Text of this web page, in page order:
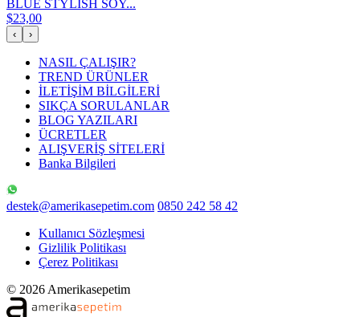
BLUE STYLISH SOY...
$23,00
‹ ›
NASIL ÇALIŞIR?
TREND ÜRÜNLER
İLETİŞİM BİLGİLERİ
SIKÇA SORULANLAR
BLOG YAZILARI
ÜCRETLER
ALIŞVERİŞ SİTELERİ
Banka Bilgileri
destek@amerikasepetim.com 0850 242 58 42
Kullanıcı Sözleşmesi
Gizlilik Politikası
Çerez Politikası
© 2026 Amerikasepetim